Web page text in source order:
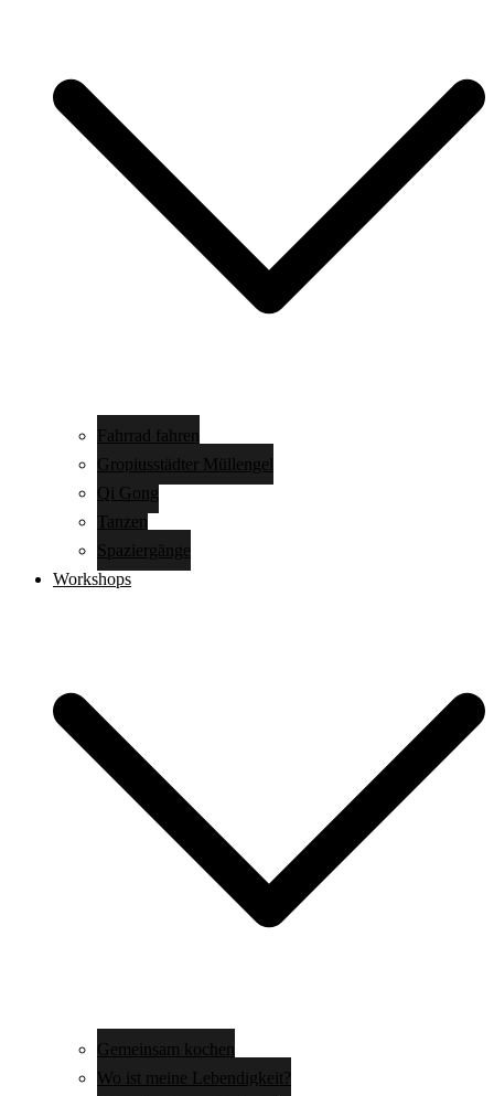
Fahrrad fahren
Gropiusstädter Müllengel
Qi Gong
Tanzen
Spaziergänge
Workshops
Gemeinsam kochen
Wo ist meine Lebendigkeit?